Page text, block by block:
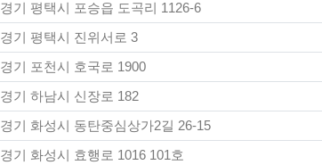
경기 평택시 포승읍 도곡리 1126-6
경기 평택시 진위서로 3
경기 포천시 호국로 1900
경기 하남시 신장로 182
경기 화성시 동탄중심상가2길 26-15
경기 화성시 효행로 1016 101호